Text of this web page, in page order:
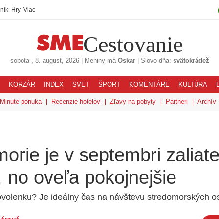
Hry Viac
Cestovanie
sobota , 8. august, 2026| Meniny má Oskar| Slovo dňa: svätokrádež
KORZÁR INDEX SVET ŠPORT KOMENTÁRE KULTÚRA
ponuka Recenzie hotelov Zľavy na pobyty Partneri Archív
je v septembri zaliate
no oveľa pokojnejšie
Je ideálny čas na návštevu stredomorských